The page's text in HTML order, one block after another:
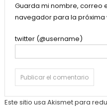
Guarda mi nombre, correo
navegador para la próxima
twitter (@username)
Este sitio usa Akismet para